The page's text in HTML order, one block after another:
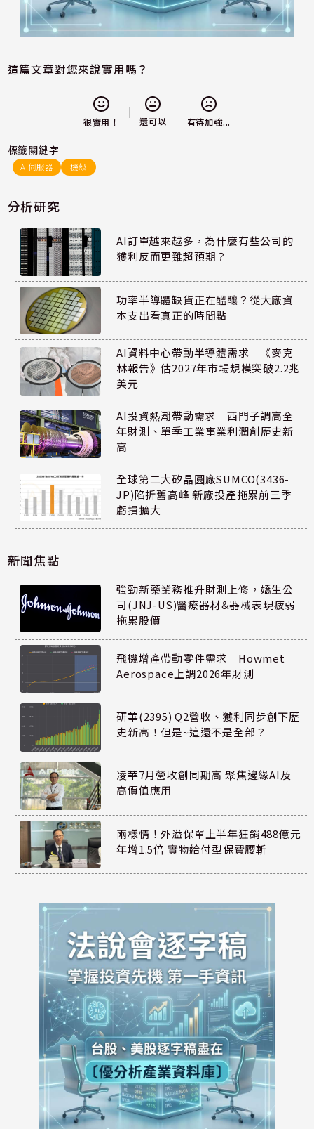
這篇文章對您來說實用嗎？
很實用！ 還可以 有待加強...
標籤關鍵字
AI伺服器 機殼
分析研究
AI訂單越來越多，為什麼有些公司的
獲利反而更難超預期？
功率半導體缺貨正在醞釀？從大廠資
本支出看真正的時間點
AI資料中心帶動半導體需求 《麥克
林報告》估2027年市場規模突破2.2兆
美元
AI投資熱潮帶動需求 西門子調高全
年財測、單季工業事業利潤創歷史新
高
全球第二大矽晶圓廠SUMCO(3436-
JP)陷折舊高峰 新廠投產拖累前三季
虧損擴大
新聞焦點
強勁新藥業務推升財測上修，嬌生公
司(JNJ-US)醫療器材&器械表現疲弱
拖累股價
飛機增產帶動零件需求 Howmet
Aerospace上調2026年財測
研華(2395) Q2營收、獲利同步創下歷
史新高！但是~這還不是全部？
凌華7月營收創同期高 聚焦邊緣AI及
高價值應用
兩樣情！外溢保單上半年狂銷488億元
年增1.5倍 實物給付型保費腰斬